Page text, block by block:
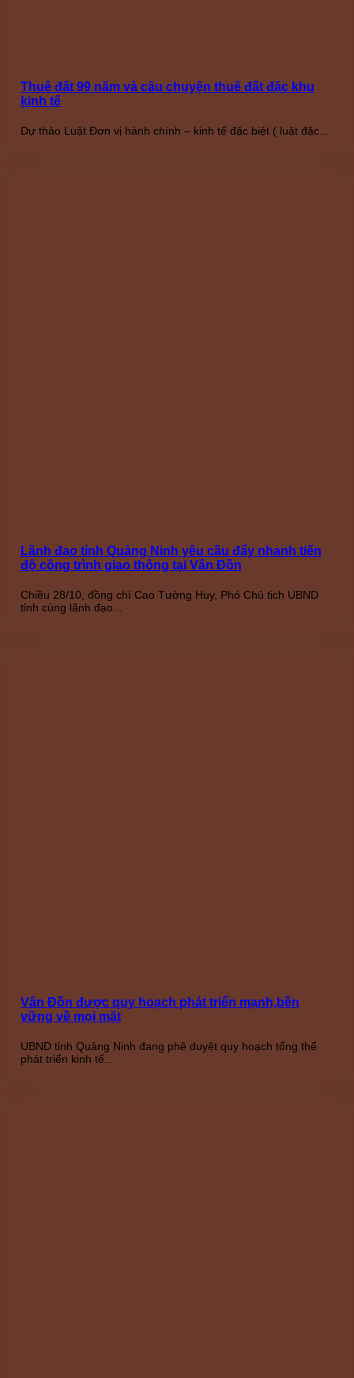
Thuê đất 99 năm và câu chuyện thuê đất đặc khu
kinh tế
Dự thảo Luật Đơn vị hành chính – kinh tế đặc biệt ( luật đặc...
Lãnh đạo tỉnh Quảng Ninh yêu cầu đẩy nhanh tiến
độ công trình giao thông tại Vân Đồn
Chiều 28/10, đồng chí Cao Tường Huy, Phó Chủ tịch UBND
tỉnh cùng lãnh đạo...
Vân Đồn được quy hoạch phát triển mạnh,bền
vững về mọi mặt
UBND tỉnh Quảng Ninh đang phê duyệt quy hoạch tổng thể
phát triển kinh tế...